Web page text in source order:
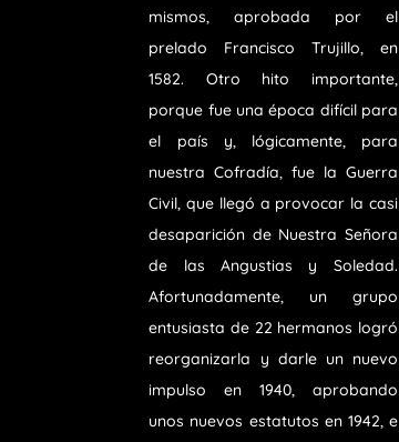
mismos, aprobada por el
prelado Francisco Trujillo, en
1582. Otro hito importante,
porque fue una época difícil para
el país y, lógicamente, para
nuestra Cofradía, fue la Guerra
Civil, que llegó a provocar la casi
desaparición de Nuestra Señora
de las Angustias y Soledad.
Afortunadamente, un grupo
entusiasta de 22 hermanos logró
reorganizarla y darle un nuevo
impulso en 1940, aprobando
unos nuevos estatutos en 1942, e